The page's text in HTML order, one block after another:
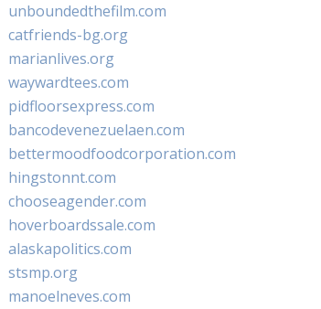
unboundedthefilm.com
catfriends-bg.org
marianlives.org
waywardtees.com
pidfloorsexpress.com
bancodevenezuelaen.com
bettermoodfoodcorporation.com
hingstonnt.com
chooseagender.com
hoverboardssale.com
alaskapolitics.com
stsmp.org
manoelneves.com